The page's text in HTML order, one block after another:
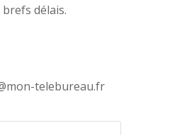
délais.
telebureau.fr